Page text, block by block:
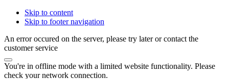
Skip to content
Skip to footer navigation
An error occured on the server, please try later or contact the
customer service
You're in offline mode with a limited website functionality. Please
check your network connection.